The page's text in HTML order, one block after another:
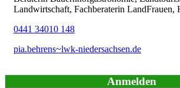
Landwirtschaft, Fachberaterin LandFrauen,
0441 34010 148
pia.behrens~lwk-niedersachsen.de
Anmelden